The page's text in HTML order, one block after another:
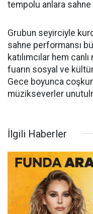
tempolu anlara sahne
Grubun seyirciyle
sahne performansı
katılımcılar hem
fuarın sosyal ve
Gece boyunca
müzikseverler
İlgili Haberler